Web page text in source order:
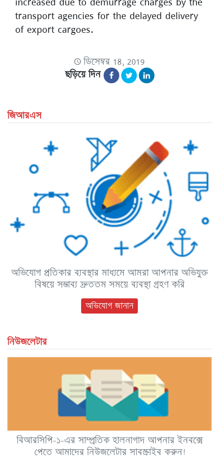
transport agencies for the delayed delivery
of export cargoes.
ডিসেম্বর 18, 2019
ছড়িয়ে দিন
জিআরএস
অভিযোগ প্রতিকার ব্যবস্থার মাধ্যমে আমরা আপনার অভিযুক্ত
বিষয়ে সম্ভাব্য দ্রুততম সময়ে ব্যবস্থা গ্রহণ করি
অভিযোগ জানান
নিউজলেটার
বিআরসিপি-১-এর সাম্প্রতিক হালনাগাদ আপনার ইনবক্সে
পেতে আমাদের নিউজলেটার সাবস্ক্রাইব করুন!